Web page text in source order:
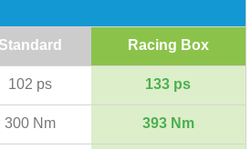
Standard Racing Box
102 ps 133 ps
300 Nm 393 Nm